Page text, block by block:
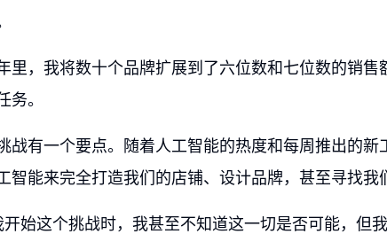
里，我将数十个品牌扩展到了六位数和七位数的销售
务。
战有一个要点。随着人工智能的热度和每周推出的新
智能来完全打造我们的店铺、设计品牌，甚至寻找我
始这个挑战时，我甚至不知道这一切是否可能，但